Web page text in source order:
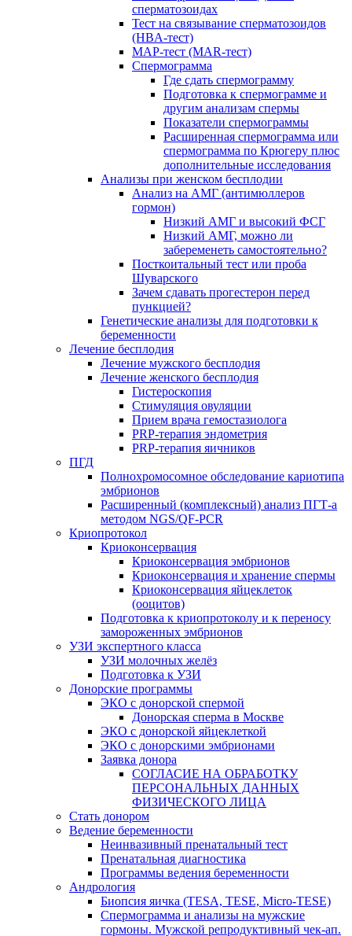
сперматозоидах
Тест на связывание сперматозоидов
(HBA-тест)
МАР-тест (MAR-тест)
Спермограмма
Где сдать спермограмму
Подготовка к спермограмме и
другим анализам спермы
Показатели спермограммы
Расширенная спермограмма или
спермограмма по Крюгеру плюс
дополнительные исследования
Анализы при женском бесплодии
Анализ на АМГ (антимюллеров
гормон)
Низкий АМГ и высокий ФСГ
Низкий АМГ, можно ли
забеременеть самостоятельно?
Посткоитальный тест или проба
Шуварского
Зачем сдавать прогестерон перед
пункцией?
Генетические анализы для подготовки к
беременности
Лечение бесплодия
Лечение мужского бесплодия
Лечение женского бесплодия
Гистероскопия
Стимуляция овуляции
Прием врача гемостазиолога
PRP-терапия эндометрия
PRP-терапия яичников
ПГД
Полнохромосомное обследование кариотипа
эмбрионов
Расширенный (комплексный) анализ ПГТ-а
методом NGS/QF-PCR
Криопротокол
Криоконсервация
Криоконсервация эмбрионов
Криоконсервация и хранение спермы
Криоконсервация яйцеклеток
(ооцитов)
Подготовка к криопротоколу и к переносу
замороженных эмбрионов
УЗИ экспертного класса
УЗИ молочных желёз
Подготовка к УЗИ
Донорские программы
ЭКО с донорской спермой
Донорская сперма в Москве
ЭКО с донорской яйцеклеткой
ЭКО с донорскими эмбрионами
Заявка донора
СОГЛАСИЕ НА ОБРАБОТКУ
ПЕРСОНАЛЬНЫХ ДАННЫХ
ФИЗИЧЕСКОГО ЛИЦА
Стать донором
Ведение беременности
Неинвазивный пренатальный тест
Пренатальная диагностика
Программы ведения беременности
Андрология
Биопсия яичка (TESA, TESE, Micro-TESE)
Спермограмма и анализы на мужские
гормоны. Мужской репродуктивный чек-ап.